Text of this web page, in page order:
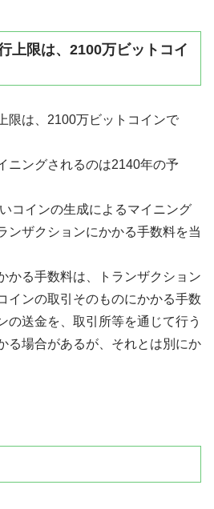
上限は、2100万ビットコイ
限は、2100万ビットコインで
ニングされるのは2140年の予
コインの生成によるマイニング
ンザクションにかかる手数料を当
かる手数料は、トランザクション
インの取引そのものにかかる手数
の送金を、取引所等を通じて行う
る場合があるが、それとは別にか